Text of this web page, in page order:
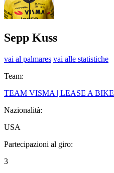
Sepp Kuss
vai al palmares vai alle statistiche
Team:
TEAM VISMA | LEASE A BIKE
Nazionalità:
USA
Partecipazioni al giro:
3